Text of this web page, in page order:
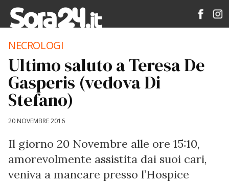
NECROLOGI
Ultimo saluto a Teresa De
Gasperis (vedova Di
Stefano)
20 NOVEMBRE 2016
Il giorno 20 Novembre alle ore 15:10,
amorevolmente assistita dai suoi cari,
veniva a mancare presso l’Hospice